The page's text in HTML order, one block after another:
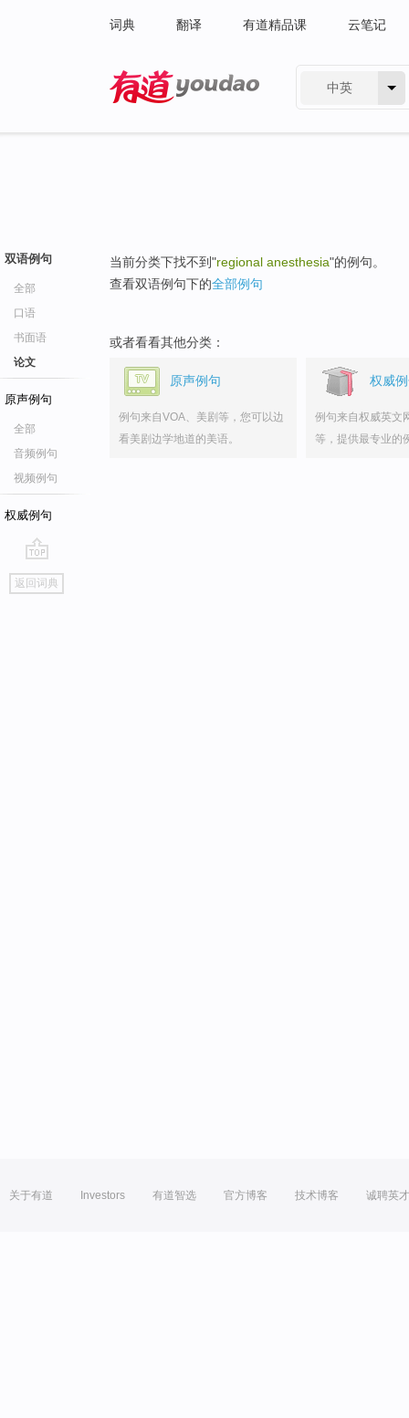
词典 翻译 有道精品课 云笔记
中英
双语例句
全部
口语
书面语
论文
原声例句
全部
音频例句
视频例句
权威例句
go
top
返回词典
当前分类下找不到"regional anesthesia"的例句。
查看双语例句下的全部例句
或者看看其他分类：
原声例句
例句来自VOA、美剧等，您可以边
看美剧边学地道的美语。
权威
例句来自权威英文
等，提供最专业的
关于有道 Investors 有道智选 官方博客 技术博客 诚聘英才